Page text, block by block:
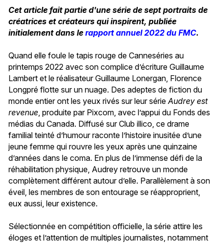
Cet article fait partie d'une série de sept portraits de
créatrices et créateurs qui inspirent, publiée
initialement dans le rapport annuel 2022 du FMC.
Quand elle foule le tapis rouge de Canneséries au
printemps 2022 avec son complice d’écriture Guillaume
Lambert et le réalisateur Guillaume Lonergan, Florence
Longpré flotte sur un nuage. Des adeptes de fiction du
monde entier ont les yeux rivés sur leur série Audrey est
revenue , produite par Pixcom, avec l’appui du Fonds des
médias du Canada. Diffusé sur Club illico, ce drame
familial teinté d’humour raconte l’histoire inusitée d’une
jeune femme qui rouvre les yeux après une quinzaine
d’années dans le coma. En plus de l’immense défi de la
réhabilitation physique, Audrey retrouve un monde
complètement différent autour d’elle. Parallèlement à son
éveil, les membres de son entourage se réapproprient,
eux aussi, leur existence.
Sélectionnée en compétition officielle, la série attire les
éloges et l’attention de multiples journalistes, notamment